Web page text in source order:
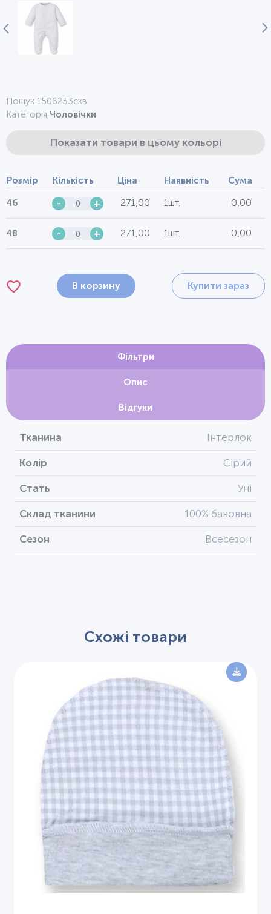
Пошук 1506253скв
Категорія Чоловічки
Показати товари в цьому кольорі
Розмір Кількість Ціна Наявність Сума
46 - + 271,00 1шт. 0,00
48 - + 271,00 1шт. 0,00
В корзину Купити зараз
Фільтри
Опис
Відгуки
Тканина Інтерлок
Колір Сірий
Стать Уні
Склад тканини 100% бавовна
Сезон Всесезон
Схожі товари